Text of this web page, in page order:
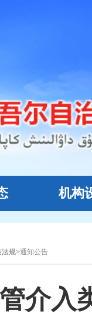
机构
法规>通知公告
介入